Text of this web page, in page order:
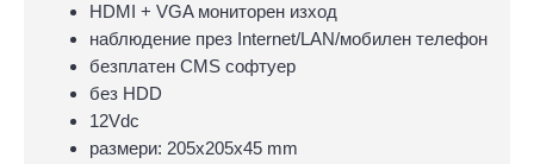
HDMI + VGA мониторен изход
наблюдение през Internet/LAN/мобилен телефон
безплатен CMS софтуер
без HDD
12Vdc
размери: 205х205х45 mm